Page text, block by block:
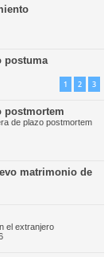
postuma
1 2 3
postmortem
de plazo postmortem
matrimonio de
el extranjero